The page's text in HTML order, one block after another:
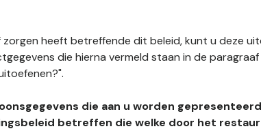
zorgen heeft betreffende dit beleid, kunt u deze
die hierna vermeld staan in de paragraaf
die aan u worden
betreffen die welke door het